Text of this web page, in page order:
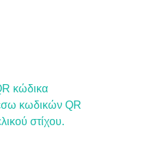
κώδικα
κωδικών QR
στίχου.